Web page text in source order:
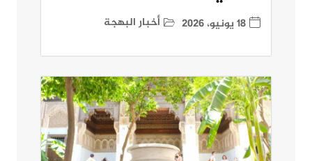
18 يونيو، 2026 أخبار البهجة